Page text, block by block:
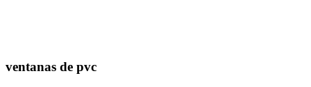
ventanas de pvc